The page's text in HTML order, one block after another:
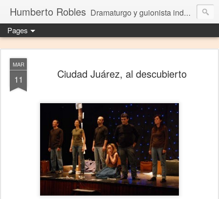
Humberto Robles Dramaturgo y guionista independiente
Pages
MAR
11 Ciudad Juárez, al descubierto